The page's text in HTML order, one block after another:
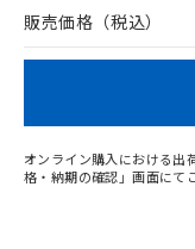
問い合わせください
販売価格（税込）
オンライン購入における出
格・納期の確認」画面にて